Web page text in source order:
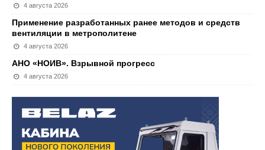
4 августа 2026
Применение разработанных ранее методов и средств
вентиляции в метрополитене
4 августа 2026
АНО «НОИВ». Взрывной прогресс
4 августа 2026